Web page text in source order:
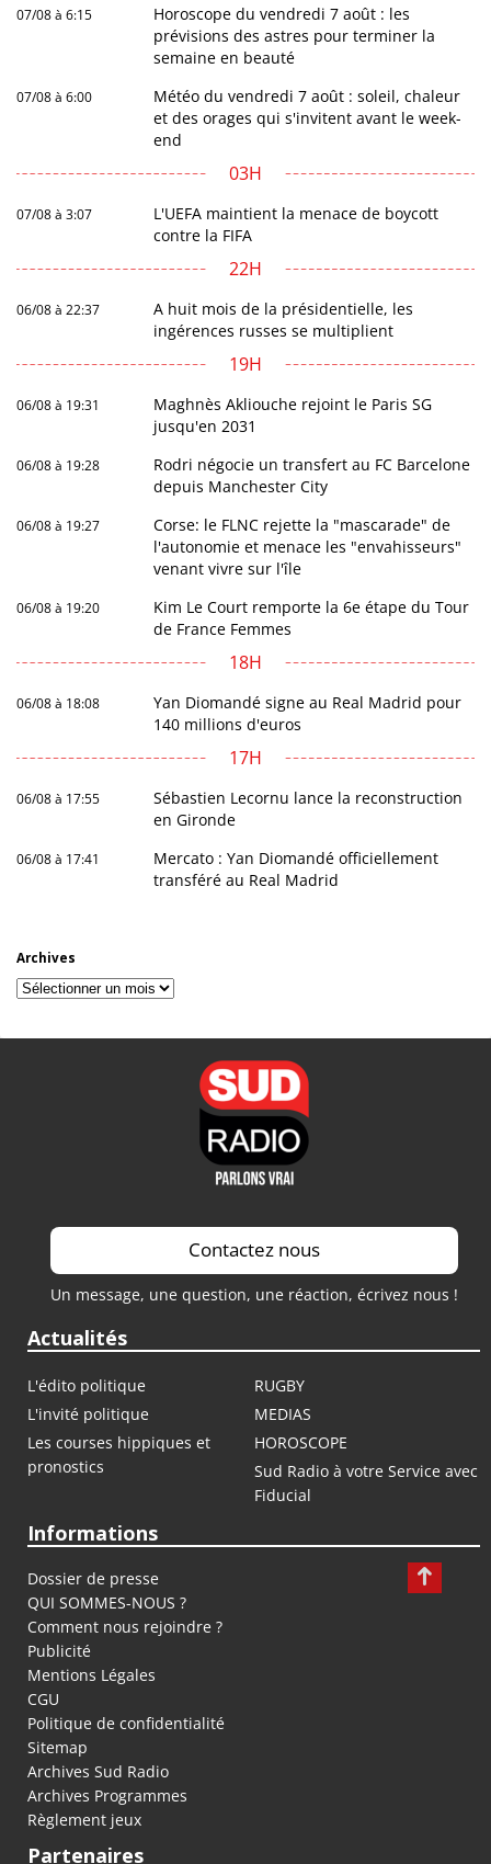
07/08 à 6:15
Horoscope du vendredi 7 août : les
prévisions des astres pour terminer la
semaine en beauté
07/08 à 6:00
Météo du vendredi 7 août : soleil, chaleur
et des orages qui s'invitent avant le week-
end
03H
07/08 à 3:07
L'UEFA maintient la menace de boycott
contre la FIFA
22H
06/08 à 22:37
A huit mois de la présidentielle, les
ingérences russes se multiplient
19H
06/08 à 19:31
Maghnès Akliouche rejoint le Paris SG
jusqu'en 2031
06/08 à 19:28
Rodri négocie un transfert au FC Barcelone
depuis Manchester City
06/08 à 19:27
Corse: le FLNC rejette la "mascarade" de
l'autonomie et menace les "envahisseurs"
venant vivre sur l'île
06/08 à 19:20
Kim Le Court remporte la 6e étape du Tour
de France Femmes
18H
06/08 à 18:08
Yan Diomandé signe au Real Madrid pour
140 millions d'euros
17H
06/08 à 17:55
Sébastien Lecornu lance la reconstruction
en Gironde
06/08 à 17:41
Mercato : Yan Diomandé officiellement
transféré au Real Madrid
Archives
Archives
Contactez nous
Un message, une question, une réaction, écrivez nous !
Actualités
L'édito politique
RUGBY
L'invité politique
MEDIAS
Les courses hippiques et
pronostics
HOROSCOPE
Sud Radio à votre Service avec
Fiducial
Informations
Dossier de presse
QUI SOMMES-NOUS ?
Comment nous rejoindre ?
Publicité
Mentions Légales
CGU
Politique de confidentialité
Sitemap
Archives Sud Radio
Archives Programmes
Règlement jeux
Partenaires